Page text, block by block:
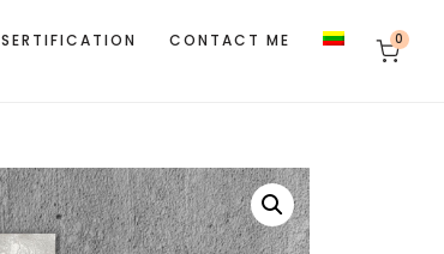
SERTIFICATION CONTACT ME 0